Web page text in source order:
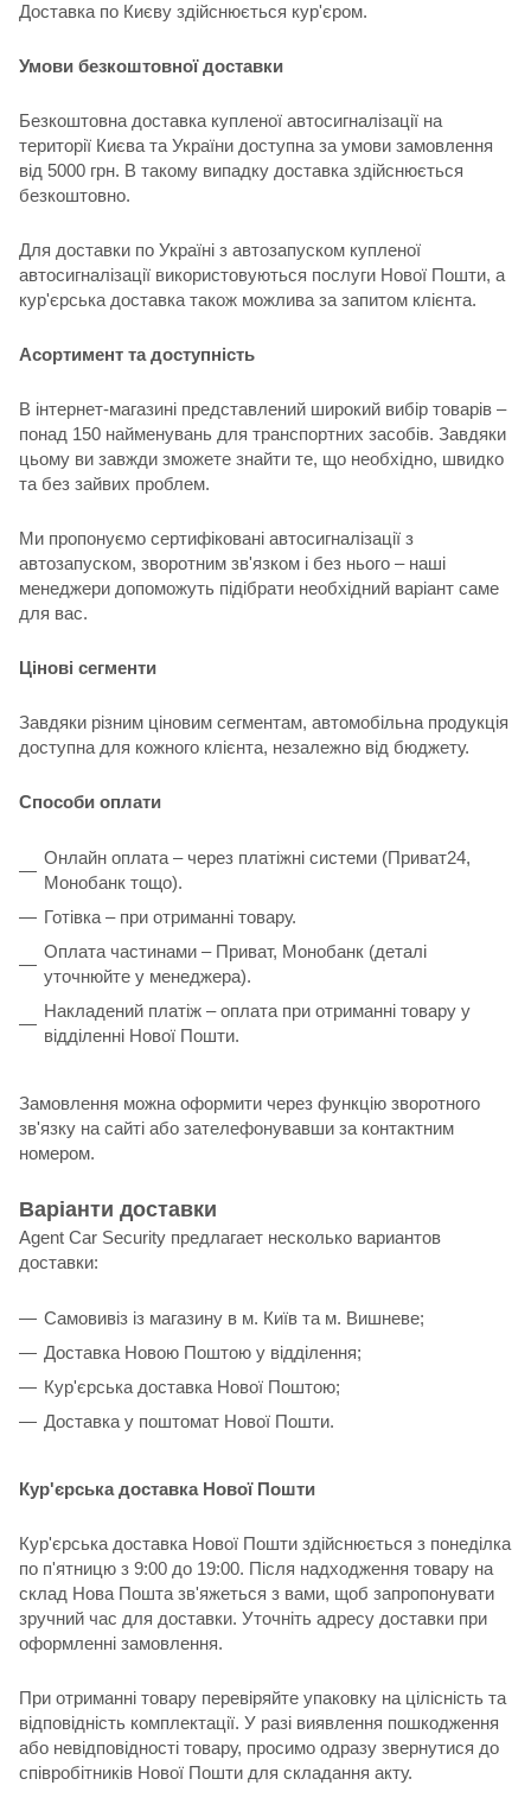
Доставка по Києву здійснюється кур'єром.
Умови безкоштовної доставки
Безкоштовна доставка купленої автосигналізації на
території Києва та України доступна за умови замовлення
від 5000 грн. В такому випадку доставка здійснюється
безкоштовно.
Для доставки по Україні з автозапуском купленої
автосигналізації використовуються послуги Нової Пошти, а
кур'єрська доставка також можлива за запитом клієнта.
Асортимент та доступність
В інтернет-магазині представлений широкий вибір товарів –
понад 150 найменувань для транспортних засобів. Завдяки
цьому ви завжди зможете знайти те, що необхідно, швидко
та без зайвих проблем.
Ми пропонуємо сертифіковані автосигналізації з
автозапуском, зворотним зв'язком і без нього – наші
менеджери допоможуть підібрати необхідний варіант саме
для вас.
Цінові сегменти
Завдяки різним ціновим сегментам, автомобільна продукція
доступна для кожного клієнта, незалежно від бюджету.
Способи оплати
Онлайн оплата – через платіжні системи (Приват24,
Монобанк тощо).
Готівка – при отриманні товару.
Оплата частинами – Приват, Монобанк (деталі
уточнюйте у менеджера).
Накладений платіж – оплата при отриманні товару у
відділенні Нової Пошти.
Замовлення можна оформити через функцію зворотного
зв'язку на сайті або зателефонувавши за контактним
номером.
Варіанти доставки
Agent Car Security предлагает несколько вариантов
доставки:
Самовивіз із магазину в м. Київ та м. Вишневе;
Доставка Новою Поштою у відділення;
Кур'єрська доставка Нової Поштою;
Доставка у поштомат Нової Пошти.
Кур'єрська доставка Нової Пошти
Кур'єрська доставка Нової Пошти здійснюється з понеділка
по п'ятницю з 9:00 до 19:00. Після надходження товару на
склад Нова Пошта зв'яжеться з вами, щоб запропонувати
зручний час для доставки. Уточніть адресу доставки при
оформленні замовлення.
При отриманні товару перевіряйте упаковку на цілісність та
відповідність комплектації. У разі виявлення пошкодження
або невідповідності товару, просимо одразу звернутися до
співробітників Нової Пошти для складання акту.